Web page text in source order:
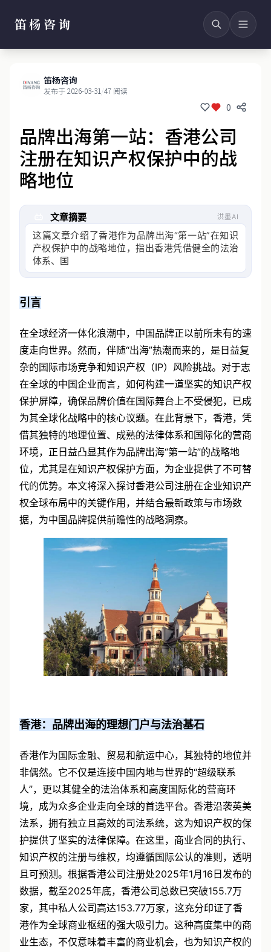
笛杨咨询
笛杨咨询
发布于 2026-03-31/47 阅读
0
品牌出海第一站：香港公司
注册在知识产权保护中的战
略地位
文章摘要 洪墨AI
这篇文章介绍了香港作为品牌出海“第一站”在知识
产权保护中的战略地位，指出香港凭借健全的法治
体系、国际化的营商环境及与国际接轨
引言
在全球经济一体化浪潮中，中国品牌正以前所未有的速
度走向世界。然而，伴随“出海”热潮而来的，是日益复
杂的国际市场竞争和知识产权（IP）风险挑战。对于志
在全球的中国企业而言，如何构建一道坚实的知识产权
保护屏障，确保品牌价值在国际舞台上不受侵犯，已成
为其全球化战略中的核心议题。在此背景下，香港，凭
借其独特的地理位置、成熟的法律体系和国际化的营商
环境，正日益凸显其作为品牌出海“第一站”的战略地
位，尤其是在知识产权保护方面，为企业提供了不可替
代的优势。本文将深入探讨香港公司注册在企业知识产
权全球布局中的关键作用，并结合最新政策与市场数
据，为中国品牌提供前瞻性的战略洞察。
香港：品牌出海的理想门户与法治基石
香港作为国际金融、贸易和航运中心，其独特的地位并
非偶然。它不仅是连接中国内地与世界的“超级联系
人”，更以其健全的法治体系和高度国际化的营商环
境，成为众多企业走向全球的首选平台。香港沿袭英美
法系，拥有独立且高效的司法系统，这为知识产权的保
护提供了坚实的法律保障。在这里，商业合同的执行、
知识产权的注册与维权，均遵循国际公认的准则，透明
且可预测。根据香港公司注册处2025年1月16日发布的
数据，截至2025年底，香港公司总数已突破155.7万
家，其中私人公司高达153.77万家，这充分印证了香
港作为全球商业枢纽的强大吸引力。这种高度集中的商
业生态，不仅意味着丰富的商业机会，也为知识产权的